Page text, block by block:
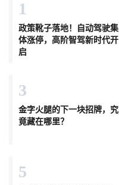
1
政策靴子落地！自动驾驶集
体涨停，高阶智驾新时代开
启
3
金字火腿的下一块招牌，究
竟藏在哪里？
5